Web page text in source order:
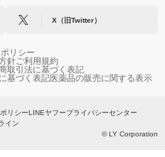
X（旧Twitter）
リシー
針ご利用規約
取引法に基づく表記
基づく表記医薬品の販売に関する表示
リシーLINEヤフープライバシーセンター
イン
© LY Corporation